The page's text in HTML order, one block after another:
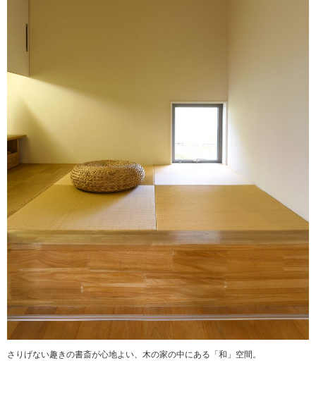
さりげない趣きの書斎が心地よい、木の家の中にある「和」空間。